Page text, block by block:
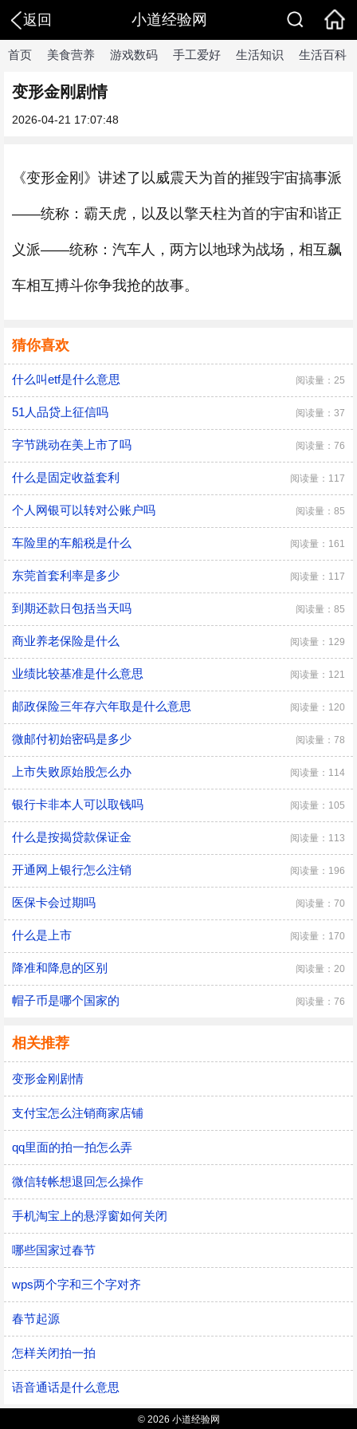
返回 小道经验网
首页 美食营养 游戏数码 手工爱好 生活知识 生活百科
变形金刚剧情
2026-04-21 17:07:48
《变形金刚》讲述了以威震天为首的摧毁宇宙搞事派
——统称：霸天虎，以及以擎天柱为首的宇宙和谐正
义派——统称：汽车人，两方以地球为战场，相互飙
车相互搏斗你争我抢的故事。
猜你喜欢
什么叫etf是什么意思 阅读量：25
51人品贷上征信吗 阅读量：37
字节跳动在美上市了吗 阅读量：76
什么是固定收益套利 阅读量：117
个人网银可以转对公账户吗 阅读量：85
车险里的车船税是什么 阅读量：161
东莞首套利率是多少 阅读量：117
到期还款日包括当天吗 阅读量：85
商业养老保险是什么 阅读量：129
业绩比较基准是什么意思 阅读量：121
邮政保险三年存六年取是什么意思 阅读量：120
微邮付初始密码是多少 阅读量：78
上市失败原始股怎么办 阅读量：114
银行卡非本人可以取钱吗 阅读量：105
什么是按揭贷款保证金 阅读量：113
开通网上银行怎么注销 阅读量：196
医保卡会过期吗 阅读量：70
什么是上市 阅读量：170
降准和降息的区别 阅读量：20
帽子币是哪个国家的 阅读量：76
相关推荐
变形金刚剧情
支付宝怎么注销商家店铺
qq里面的拍一拍怎么弄
微信转帐想退回怎么操作
手机淘宝上的悬浮窗如何关闭
哪些国家过春节
wps两个字和三个字对齐
春节起源
怎样关闭拍一拍
语音通话是什么意思
© 2026 小道经验网